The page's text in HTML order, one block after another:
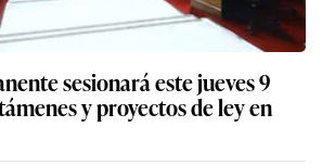
sesionará este jueves 9
y proyectos de ley en